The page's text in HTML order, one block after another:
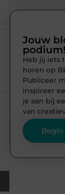
Jouw
podium!
Heb jij iets
horen op
Publiceer
inspireer
je aan bij
van